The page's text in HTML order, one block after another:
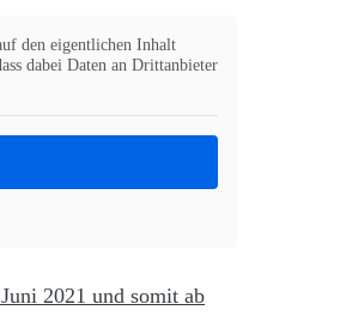
den eigentlichen Inhalt
dabei Daten an Drittanbieter
2021 und somit ab